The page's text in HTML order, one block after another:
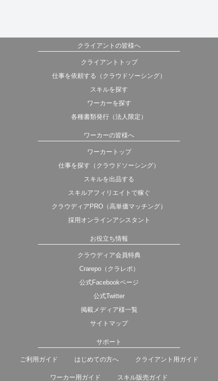
クライアントの皆様へ
クライアントトップ
仕事を依頼する（クラウドソーシング）
スキルを探す
ワーカーを探す
各種書類発行（法人限定）
ワーカーの皆様へ
ワーカートップ
仕事を探す（クラウドソーシング）
スキルを出品する
スキルアフィリエイトで稼ぐ
クラウディアPRO（高単価マッチング）
採用オンラインアシスタント
お役立ち情報
クラウディア会員特典
Crarepo（クラレポ）
公式Facebookページ
公式Twitter
掲載メディア様一覧
サイトマップ
サポート
ご利用ガイド はじめての方へ クライアント用ガイド
ワーカー用ガイド スキル販売ガイド